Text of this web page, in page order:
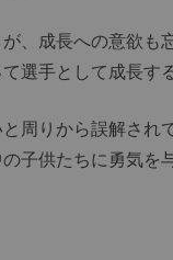
、成長への意欲も
選手として成長す
周りから誤解され
子供たちに勇気を